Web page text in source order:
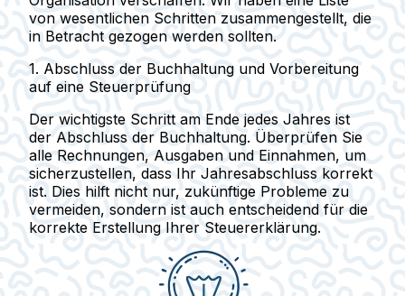
von wesentlichen Schritten zusammengestellt, die
in Betracht gezogen werden sollten.
1. Abschluss der Buchhaltung und Vorbereitung
auf eine Steuerprüfung
Der wichtigste Schritt am Ende jedes Jahres ist
der Abschluss der Buchhaltung. Überprüfen Sie
alle Rechnungen, Ausgaben und Einnahmen, um
sicherzustellen, dass Ihr Jahresabschluss korrekt
ist. Dies hilft nicht nur, zukünftige Probleme zu
vermeiden, sondern ist auch entscheidend für die
korrekte Erstellung Ihrer Steuererklärung.